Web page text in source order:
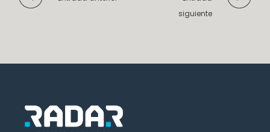
siguiente